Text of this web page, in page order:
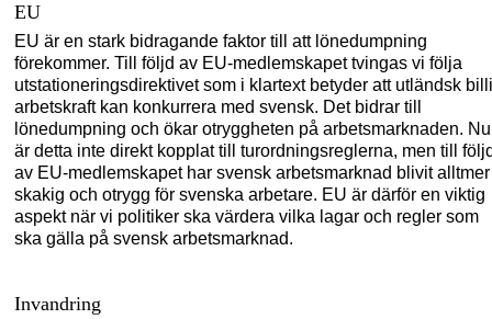
EU
EU är en stark bidragande faktor till att lönedumpning
förekommer. Till följd av EU-medlemskapet tvingas vi följa
utstationeringsdirektivet som i klartext betyder att utländsk
arbetskraft kan konkurrera med svensk. Det bidrar till
lönedumpning och ökar otryggheten på arbetsmarknaden. Nu
är detta inte direkt kopplat till turordningsreglerna, men till
av EU-medlemskapet har svensk arbetsmarknad blivit alltmer
skakig och otrygg för svenska arbetare. EU är därför en viktig
aspekt när vi politiker ska värdera vilka lagar och regler som
ska gälla på svensk arbetsmarknad.
Invandring